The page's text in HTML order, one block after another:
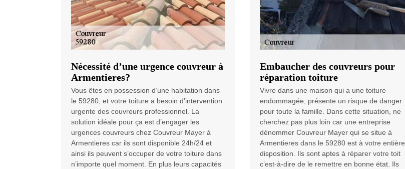
Nécessité d’une urgence couvreur à
Armentieres?
Vous êtes en possession d’une habitation dans
le 59280, et votre toiture a besoin d’intervention
urgente des couvreurs professionnel. La
solution idéale pour ça est d’engager les
urgences couvreurs chez Couvreur Mayer à
Armentieres car ils sont disponible 24h/24 et
ainsi ils peuvent s’occuper de votre toiture dans
n’importe quel moment. En plus leurs capacités
Embaucher des couvreurs pour
réparation toiture
Vivre dans une maison qui a une toiture
endommagée, présente un risque de danger
pour toute la famille. Dans cette situation, ne
cherchez pas plus loin car une entreprise
dénommer Couvreur Mayer qui se situe à
Armentieres dans le 59280 est à votre entière
disposition. Ils sont aptes à réparer votre toit
c’est-à-dire de le remettre en bonne état. Ils